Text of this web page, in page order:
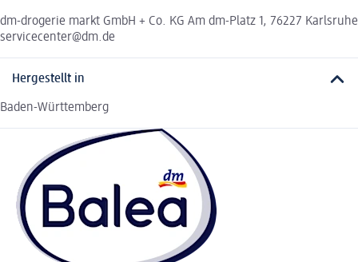
dm-drogerie markt GmbH + Co. KG Am dm-Platz 1, 76227 Karlsruhe
servicecenter@dm.de
Hergestellt in
Baden-Württemberg